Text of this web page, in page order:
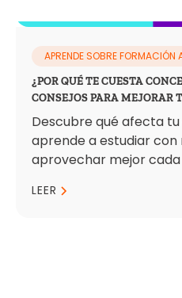
APRENDE SOBRE FORMACIÓN
¿POR QUÉ TE CUESTA
CONSEJOS PARA MEJORAR
Descubre qué afecta
aprende a estudiar
aprovechar mejor cada
LEER